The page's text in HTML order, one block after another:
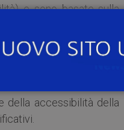
e sono basate sulla
portare alla
e l’aggiornamento dei
e sensoriali e la
della accessibilità della